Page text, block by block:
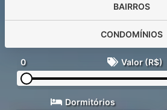
BAIRROS
CONDOMÍNIOS
0 Valor (R$)
Dormitórios